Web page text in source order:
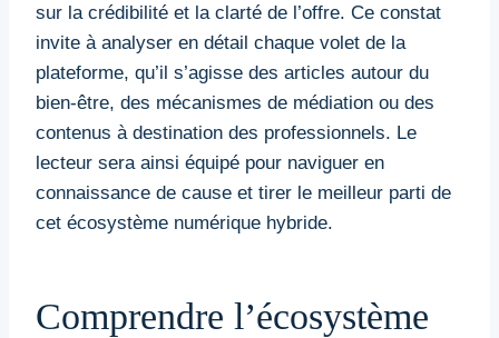
sur la crédibilité et la clarté de l’offre. Ce constat
invite à analyser en détail chaque volet de la
plateforme, qu’il s’agisse des articles autour du
bien-être, des mécanismes de médiation ou des
contenus à destination des professionnels. Le
lecteur sera ainsi équipé pour naviguer en
connaissance de cause et tirer le meilleur parti de
cet écosystème numérique hybride.
Comprendre l’écosystème